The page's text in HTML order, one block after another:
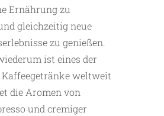
Ernährung zu
gleichzeitig neue
zu genießen.
ist eines der
Kaffeegetränke weltweit
die Aromen von
und cremiger